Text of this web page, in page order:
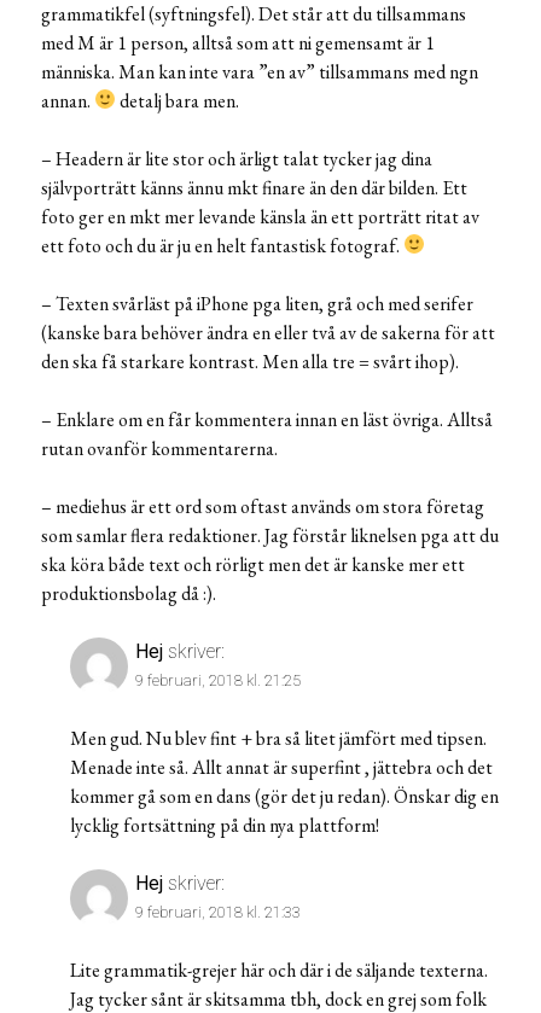
grammatikfel (syftningsfel). Det står att du tillsammans
med M är 1 person, alltså som att ni gemensamt är 1
människa. Man kan inte vara ”en av” tillsammans med ngn
annan.
detalj bara men.
– Headern är lite stor och ärligt talat tycker jag dina
självporträtt känns ännu mkt finare än den där bilden. Ett
foto ger en mkt mer levande känsla än ett porträtt ritat av
ett foto och du är ju en helt fantastisk fotograf.
– Texten svårläst på iPhone pga liten, grå och med serifer
(kanske bara behöver ändra en eller två av de sakerna för att
den ska få starkare kontrast. Men alla tre = svårt ihop).
– Enklare om en får kommentera innan en läst övriga. Alltså
rutan ovanför kommentarerna.
– mediehus är ett ord som oftast används om stora företag
som samlar flera redaktioner. Jag förstår liknelsen pga att du
ska köra både text och rörligt men det är kanske mer ett
produktionsbolag då :).
Hej skriver:
9 februari, 2018 kl. 21:25
Men gud. Nu blev fint + bra så litet jämfört med tipsen.
Menade inte så. Allt annat är superfint , jättebra och det
kommer gå som en dans (gör det ju redan). Önskar dig en
lycklig fortsättning på din nya plattform!
Hej skriver:
9 februari, 2018 kl. 21:33
Lite grammatik-grejer här och där i de säljande texterna.
Jag tycker sånt är skitsamma tbh, dock en grej som folk